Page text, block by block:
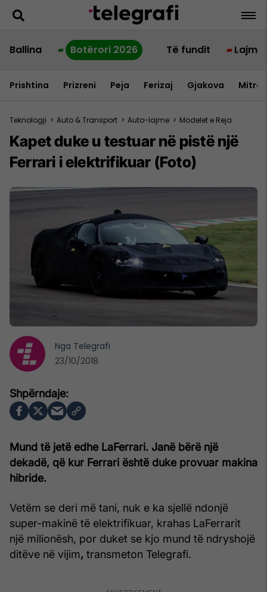
Ballina Botërori 2026 Të fundit Lajme
Prishtina Prizreni Peja Ferizaj Gjakova
Teknologji > Auto & Transport > Auto-lajme > Modelet e Reja
Kapet duke u testuar në pistë një
Ferrari i elektrifikuar (Foto)
Mund të jetë edhe LaFerrari. Janë bërë një
dekadë, që kur Ferrari është duke provuar makina
hibride.
Vetëm se deri më tani, nuk e ka sjellë ndonjë
super-makinë të elektrifikuar, krahas LaFerrarit
një milionësh, por duket se kjo mund të ndryshojë
ditëve në vijim, transmeton Telegrafi.
Nga Telegrafi
23/10/2018